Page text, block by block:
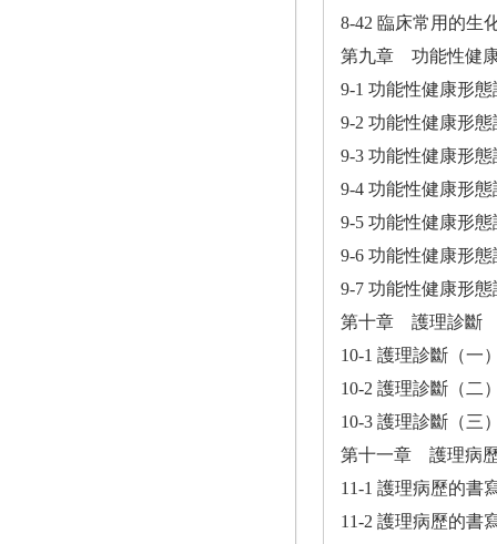
8-42 臨床常用的生
第九章 功能性健
9-1 功能性健康形
9-2 功能性健康形
9-3 功能性健康形
9-4 功能性健康形
9-5 功能性健康形
9-6 功能性健康形
9-7 功能性健康形
第十章 護理診斷
10-1 護理診斷（一
10-2 護理診斷（二
10-3 護理診斷（三
第十一章 護理病
11-1 護理病歷的書
11-2 護理病歷的書